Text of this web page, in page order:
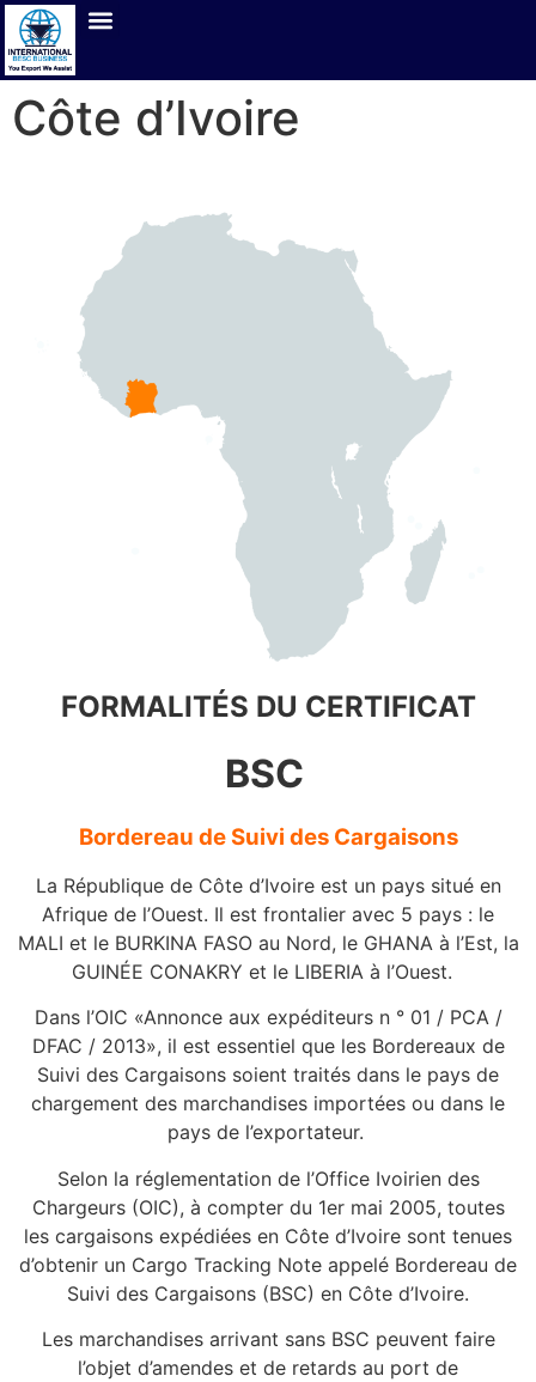
Côte d’Ivoire
FORMALITÉS DU CERTIFICAT
BSC
Bordereau de Suivi des Cargaisons
La République de Côte d’Ivoire est un pays situé en
Afrique de l’Ouest. Il est frontalier avec 5 pays : le
MALI et le BURKINA FASO au Nord, le GHANA à l’Est, la
GUINÉE CONAKRY et le LIBERIA à l’Ouest.
Dans l’OIC «Annonce aux expéditeurs n ° 01 / PCA /
DFAC / 2013», il est essentiel que les Bordereaux de
Suivi des Cargaisons soient traités dans le pays de
chargement des marchandises importées ou dans le
pays de l’exportateur.
Selon la réglementation de l’Office Ivoirien des
Chargeurs (OIC), à compter du 1er mai 2005, toutes
les cargaisons expédiées en Côte d’Ivoire sont tenues
d’obtenir un Cargo Tracking Note appelé Bordereau de
Suivi des Cargaisons (BSC) en Côte d’Ivoire.
Les marchandises arrivant sans BSC peuvent faire
l’objet d’amendes et de retards au port de